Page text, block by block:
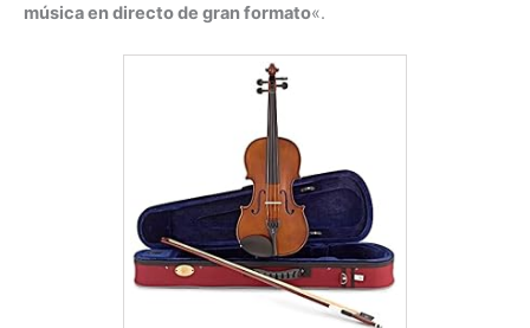
música en directo de gran formato«.